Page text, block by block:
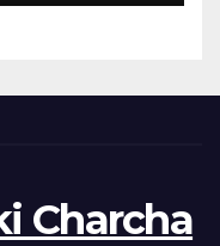
Charcha